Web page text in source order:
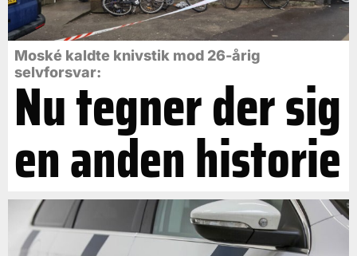
Moské kaldte knivstik mod 26-årig
selvforsvar:
Nu tegner der sig
en anden historie